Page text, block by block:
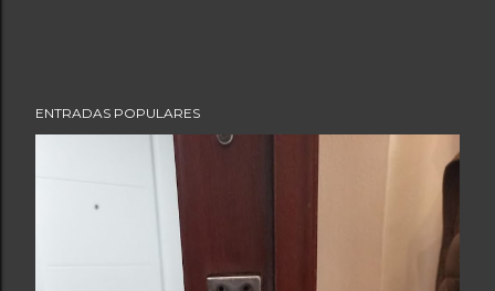
ENTRADAS POPULARES